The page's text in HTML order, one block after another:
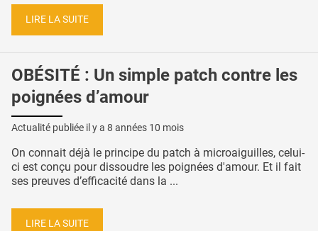
LIRE LA SUITE
OBÉSITÉ : Un simple patch contre les
poignées d’amour
Actualité publiée il y a 8 années 10 mois
On connait déjà le principe du patch à microaiguilles, celui-
ci est conçu pour dissoudre les poignées d'amour. Et il fait
ses preuves d’efficacité dans la ...
LIRE LA SUITE